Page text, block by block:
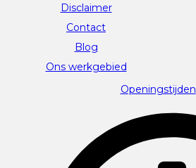
Disclaimer
Contact
Blog
Ons werkgebied
Openingstijden